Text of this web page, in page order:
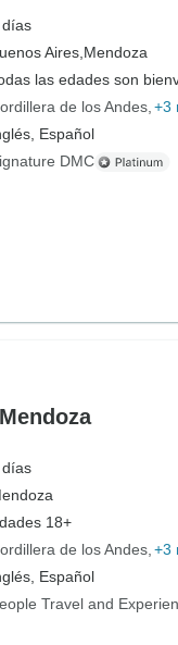
Aires, Mendoza
las edades son
de los Andes +3
Español
DMC
18+
de los Andes +3
Español
Travel and